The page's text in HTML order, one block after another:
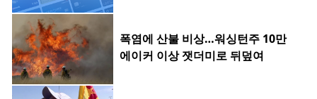
폭염에 산불 비상…워싱턴주 10만
에이커 이상 잿더미로 뒤덮여